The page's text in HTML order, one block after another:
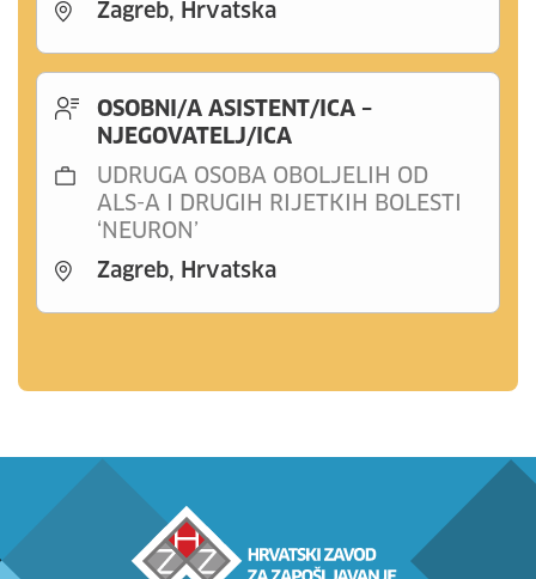
Zagreb, Hrvatska
OSOBNI/A ASISTENT/ICA –
NJEGOVATELJ/ICA
UDRUGA OSOBA OBOLJELIH OD
ALS-A I DRUGIH RIJETKIH BOLESTI
‘NEURON’
Zagreb, Hrvatska